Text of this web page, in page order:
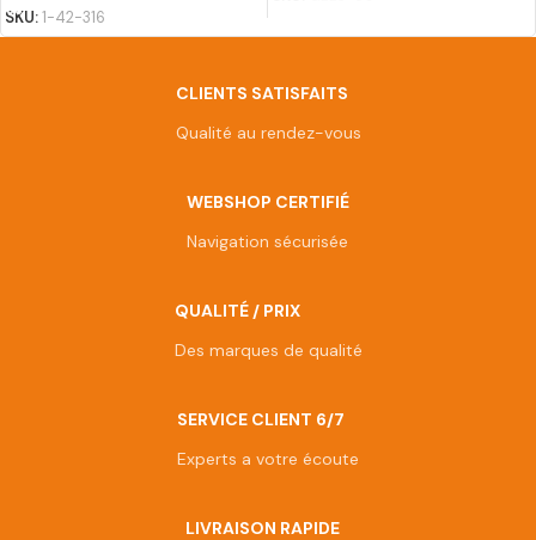
SKU:1-42-316
CLIENTS SATISFAITS
Qualité au rendez-vous
WEBSHOP CERTIFIÉ
Navigation sécurisée
QUALITÉ / PRIX
Des marques de qualité
SERVICE CLIENT 6/7
Experts a votre écoute
LIVRAISON RAPIDE